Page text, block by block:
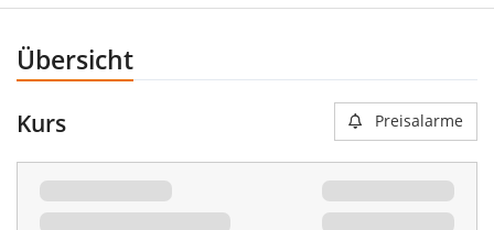
Übersicht
Kurs Preisalarme